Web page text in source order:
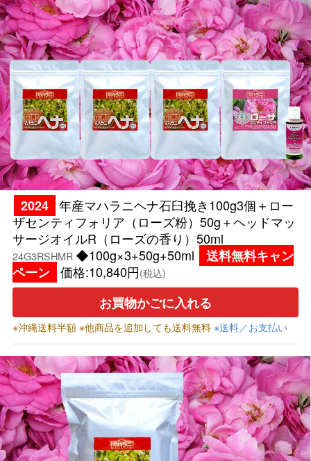
2024 年産マハラニヘナ石臼挽き100g3個＋ロー
ザセンティフォリア（ローズ粉）50g＋ヘッドマッ
サージオイルR（ローズの香り）50ml
24G3RSHMR ◆100g×3+50g+50ml
送料無料キャン
ペーン 価格:10,840円(税込)
お買物かごに入れる
※沖縄送料半額 ※他商品を追加しても送料無料※送料／お支払い